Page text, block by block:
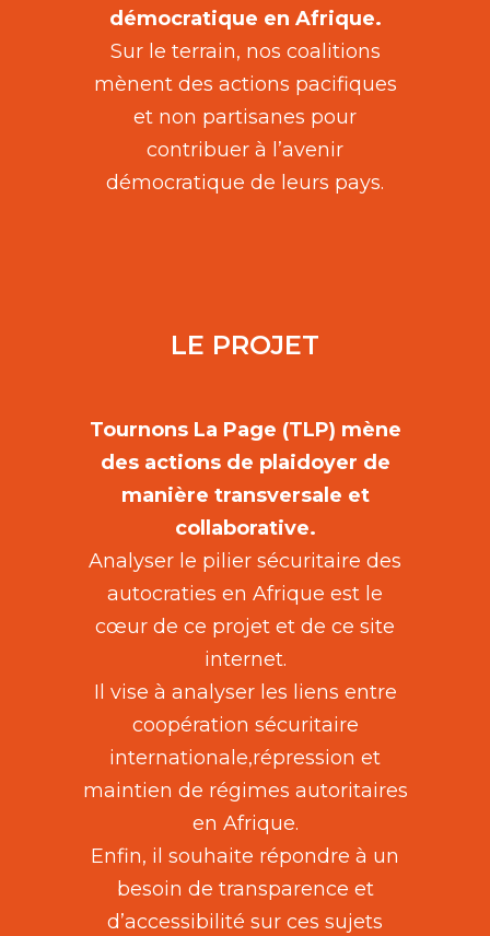
démocratique en Afrique.
Sur le terrain, nos coalitions
mènent des actions pacifiques
et non partisanes pour
contribuer à l’avenir
démocratique de leurs pays.
LE PROJET
Tournons La Page (TLP) mène
des actions de plaidoyer de
manière transversale et
collaborative.
Analyser le pilier sécuritaire des
autocraties en Afrique est le
cœur de ce projet et de ce site
internet.
Il vise à analyser les liens entre
coopération sécuritaire
internationale,répression et
maintien de régimes autoritaires
en Afrique.
Enfin, il souhaite répondre à un
besoin de transparence et
d’accessibilité sur ces sujets